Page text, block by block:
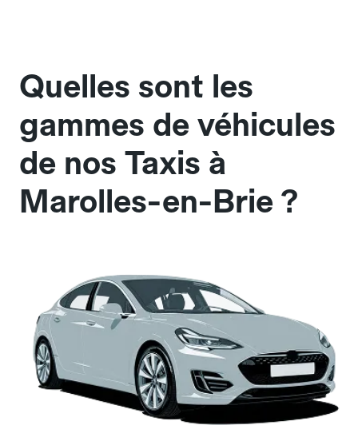
Quelles sont les
gammes de véhicules
de nos Taxis à
Marolles-en-Brie ?